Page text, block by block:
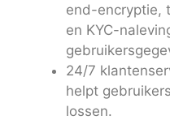
end-encryptie,
en KYC-
24/7
helpt
lossen.